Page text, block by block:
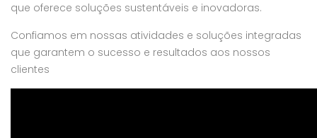
que oferece soluções sustentáveis e inovadoras.
Confiamos em nossas atividades e soluções integradas
que garantem o sucesso e resultados aos nossos
clientes